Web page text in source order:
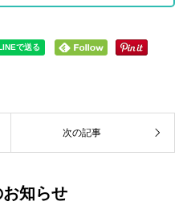
次の記事
知らせ